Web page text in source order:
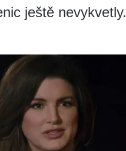
ještě nevykvetly.